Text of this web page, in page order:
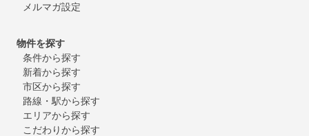
メルマガ設定
物件を探す
条件から探す
新着から探す
市区から探す
路線・駅から探す
エリアから探す
こだわりから探す